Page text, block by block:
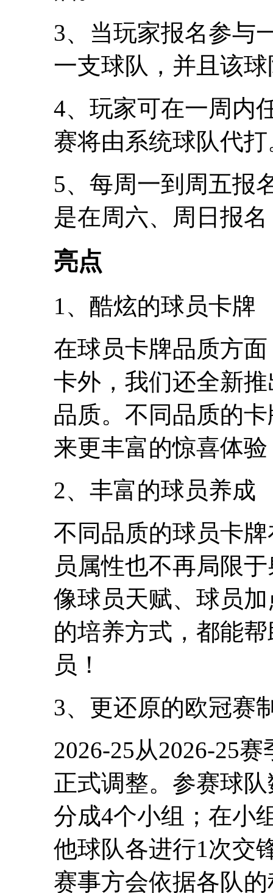
3、当玩家报名参与
一支球队，并且该
4、玩家可在一周内
赛将由系统球队代打
5、每周一到周五报
是在周六、周日报
亮点
1、酷炫的球员卡牌
在球员卡牌品质方
卡外，我们还全新
品质。不同品质的
来更丰富的惊喜体验
2、丰富的球员养成
不同品质的球员卡
员属性也不再局限
像球员天赋、球员
的培养方式，都能
员！
3、更还原的欧冠赛
2026-25从2026-25
正式调整。参赛球
分成4个小组；在小
他球队各进行1次交
赛事方会依据各队